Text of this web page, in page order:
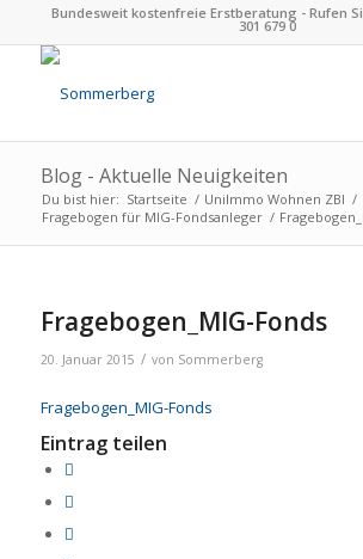
Bundesweit kostenfreie Erstberatung - Rufen
301 679 0
Blog - Aktuelle Neuigkeiten
Du bist hier: Startseite / UniImmo Wohnen ZBI /
Fragebogen für MIG-Fondsanleger /
Fragebogen_MIG-Fonds
20. Januar 2015 / von Sommerberg
Fragebogen_MIG-Fonds
Eintrag teilen